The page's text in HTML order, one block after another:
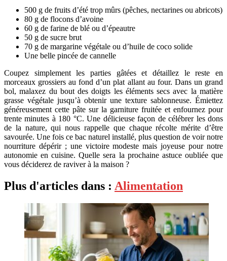
500 g de fruits d’été trop mûrs (pêches, nectarines ou abricots)
80 g de flocons d’avoine
60 g de farine de blé ou d’épeautre
50 g de sucre brut
70 g de margarine végétale ou d’huile de coco solide
Une belle pincée de cannelle
Coupez simplement les parties gâtées et détaillez le reste en
morceaux grossiers au fond d’un plat allant au four. Dans un grand
bol, malaxez du bout des doigts les éléments secs avec la matière
grasse végétale jusqu’à obtenir une texture sablonneuse. Émiettez
généreusement cette pâte sur la garniture fruitée et enfournez pour
trente minutes à 180 °C. Une délicieuse façon de célébrer les dons
de la nature, qui nous rappelle que chaque récolte mérite d’être
savourée. Une fois ce bac naturel installé, plus question de voir notre
nourriture dépérir ; une victoire modeste mais joyeuse pour notre
autonomie en cuisine. Quelle sera la prochaine astuce oubliée que
vous déciderez de raviver à la maison ?
Plus d'articles dans : Alimentation